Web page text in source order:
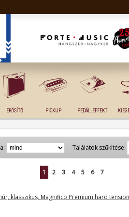
ERŐSÍTŐ PICKUP PEDÁL, EFFEKT
Találatok szűkítése:
1 2 3 4 5 6 7
klasszikus, Magnifico Premium hard tension